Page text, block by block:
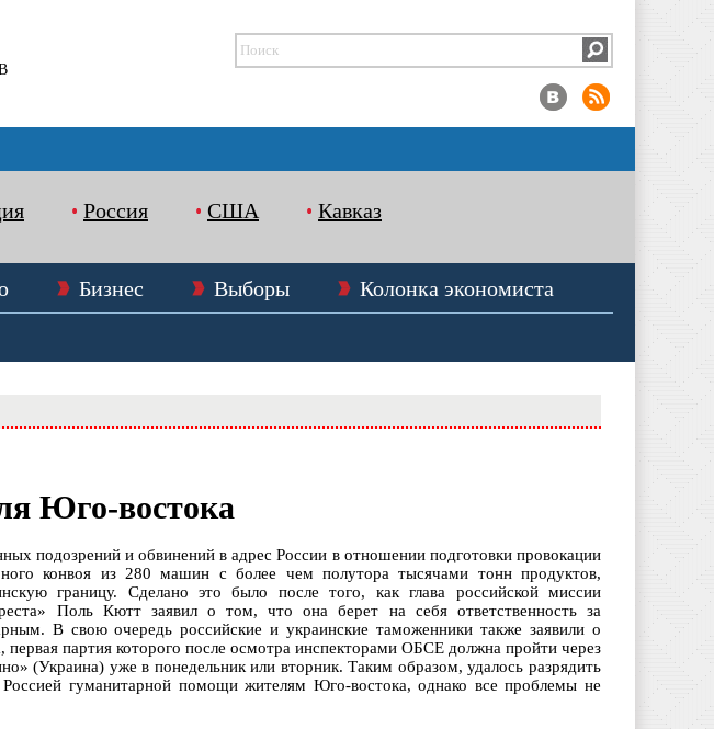
Россия США Кавказ
Бизнес Выборы
Колонка экономиста
Юго-востока
подозрений и обвинений в адрес России в отношении подготовки провокации
конвоя из 280 машин с более чем полутора тысячами тонн продуктов,
границу. Сделано это было после того, как глава российской миссии
Поль Кютт заявил о том, что она берет на себя ответственность за
В свою очередь российские и украинские таможенники также заявили о
первая партия которого после осмотра инспекторами ОБСЕ должна пройти через
(Украина) уже в понедельник или вторник. Таким образом, удалось разрядить
Россией гуманитарной помощи жителям Юго-востока, однако все проблемы не